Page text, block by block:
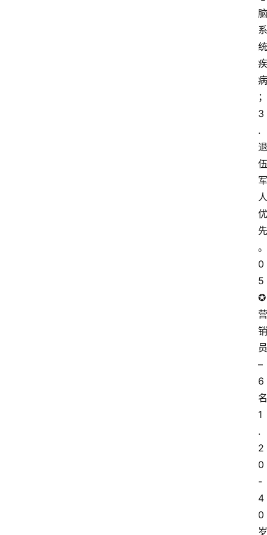
脑
系
统
疾
病
；
3
.
退
伍
军
人
优
先
。
0
5
✪
营
销
员
–
6
名
1
.
2
0
-
4
0
岁